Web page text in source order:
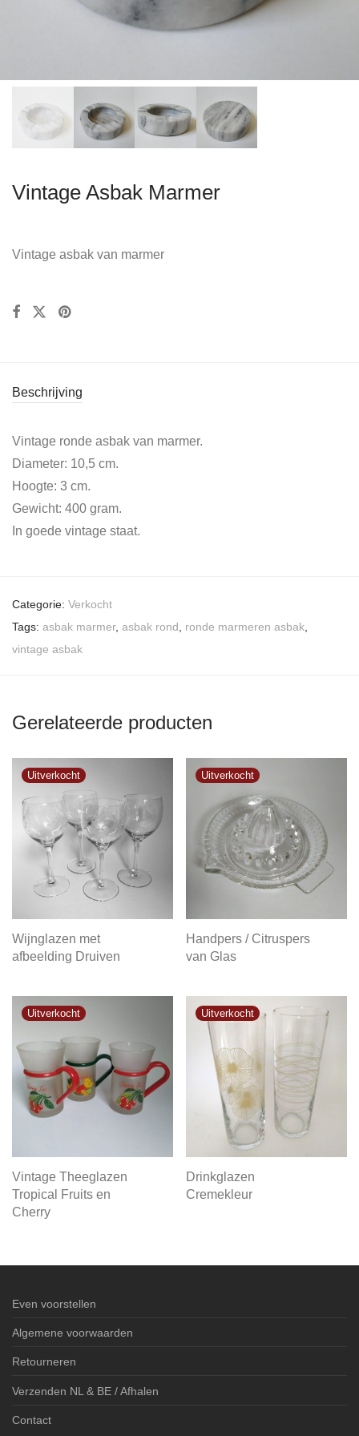
Vintage Asbak Marmer
Vintage asbak van marmer
Beschrijving
Vintage ronde asbak van marmer.
Diameter: 10,5 cm.
Hoogte: 3 cm.
Gewicht: 400 gram.
In goede vintage staat.
Categorie: Verkocht
Tags: asbak marmer, asbak rond ronde marmeren asbak
vintage asbak
Gerelateerde producten
Wijnglazen met
afbeelding Druiven
Handpers / Citruspers
van Glas
Vintage Theeglazen
Tropical Fruits en
Cherry
Drinkglazen
Cremekleur
Even voorstellen
Algemene voorwaarden
Retourneren
Verzenden NL & BE / Afhalen
Contact